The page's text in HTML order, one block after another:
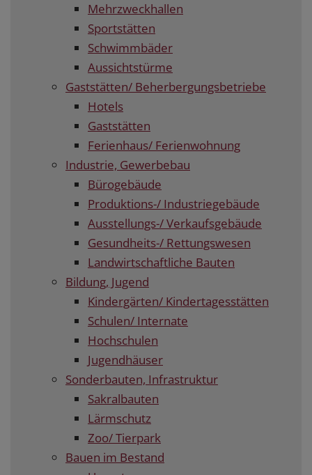
Mehrzweckhallen
Sportstätten
Schwimmbäder
Aussichtstürme
Gaststätten/ Beherbergungsbetriebe
Hotels
Gaststätten
Ferienhaus/ Ferienwohnung
Industrie, Gewerbebau
Bürogebäude
Produktions-/ Industriegebäude
Ausstellungs-/ Verkaufsgebäude
Gesundheits-/ Rettungswesen
Landwirtschaftliche Bauten
Bildung, Jugend
Kindergärten/ Kindertagesstätten
Schulen/ Internate
Hochschulen
Jugendhäuser
Sonderbauten, Infrastruktur
Sakralbauten
Lärmschutz
Zoo/ Tierpark
Bauen im Bestand